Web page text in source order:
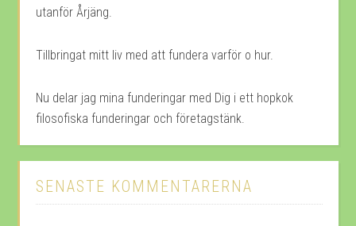
utanför Årjäng.
Tillbringat mitt liv med att fundera varför o hur.
Nu delar jag mina funderingar med Dig i ett hopkok
filosofiska funderingar och företagstänk.
SENASTE KOMMENTARERNA